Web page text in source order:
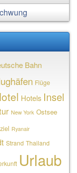
Bahn
Flüge
Hotels Insel
New York Ostsee
Ryanair
Strand Thailand
Urlaub